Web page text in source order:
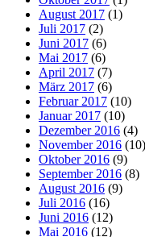
August 2017 (1)
Juli 2017 (2)
Juni 2017 (6)
Mai 2017 (6)
April 2017 (7)
März 2017 (6)
Februar 2017 (10)
Januar 2017 (10)
Dezember 2016 (4)
November 2016 (10)
Oktober 2016 (9)
September 2016 (8)
August 2016 (9)
Juli 2016 (16)
Juni 2016 (12)
Mai 2016 (12)